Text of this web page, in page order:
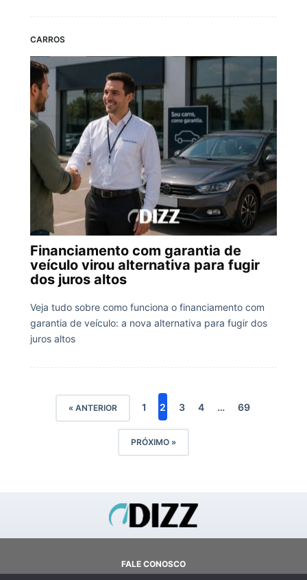
CARROS
Financiamento com garantia de
veículo virou alternativa para fugir
dos juros altos
Veja tudo sobre como funciona o financiamento com
garantia de veículo: a nova alternativa para fugir dos
juros altos
« ANTERIOR 1 2 3 4 … 69
PRÓXIMO »
FALE CONOSCO